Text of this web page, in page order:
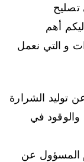
تصليح
أهم
و التي نعمل
توليد الشرارة
والوقود في
المسؤول عن